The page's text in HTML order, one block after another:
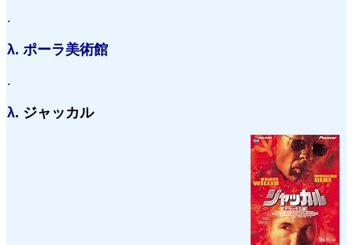
.
λ. ポーラ美術館
.
λ. ジャッカル